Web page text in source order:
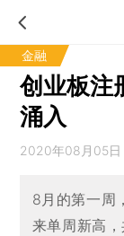
金融
创业板注
涌入
2020年08月05
8月的第一周
来单周新高